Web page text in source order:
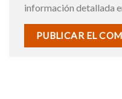
información detallada